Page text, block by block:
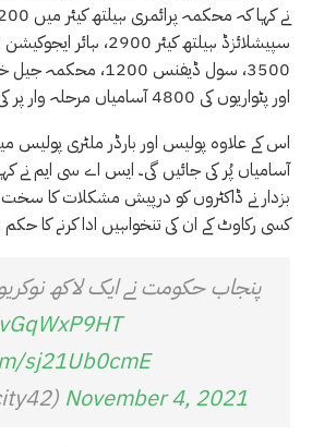
اور پٹواریوں کی 4800 آسامیاں مرحلہ وار پر کی جائیں گی۔
آسامیاں پُر کی جائیں گی۔ ایس اے سی ایم نے
بزدار نے ڈاکٹروں کو درپیش مشکلات کا سخت
کسی رکاوٹ کے ان کی تنخواہیں ادا کرنے کا حکم
پنجاب حکومت نے ایک لاکھ
sj21Ub0cmE
November 4, 2021